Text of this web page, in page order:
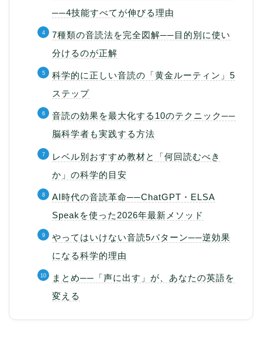
──4技能すべてが伸びる理由
7種類の音読法を完全図解──目的別に使い
分けるのが正解
科学的に正しい音読の「黄金ルーティン」5
ステップ
音読の効果を最大化する10のテクニック──
脳科学者も実践する方法
レベル別おすすめ教材と「何回読むべき
か」の科学的目安
AI時代の音読革命──ChatGPT・ELSA
Speakを使った2026年最新メソッド
やってはいけない音読5パターン──逆効果
になる科学的理由
まとめ──「声に出す」が、あなたの英語を
変える